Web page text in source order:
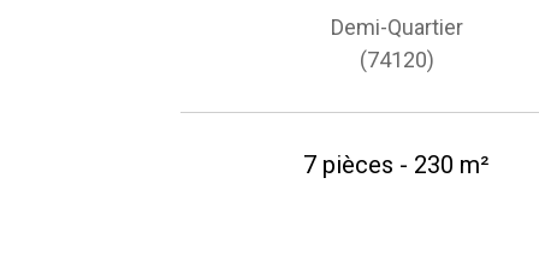
Demi-Quartier
(74120)
7 pièces - 230 m²